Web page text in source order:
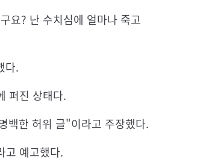
요? 난 수치심에 얼마나 죽고
다.
퍼진 상태다.
백한 허위 글"이라고 주장했다.
고 예고했다.